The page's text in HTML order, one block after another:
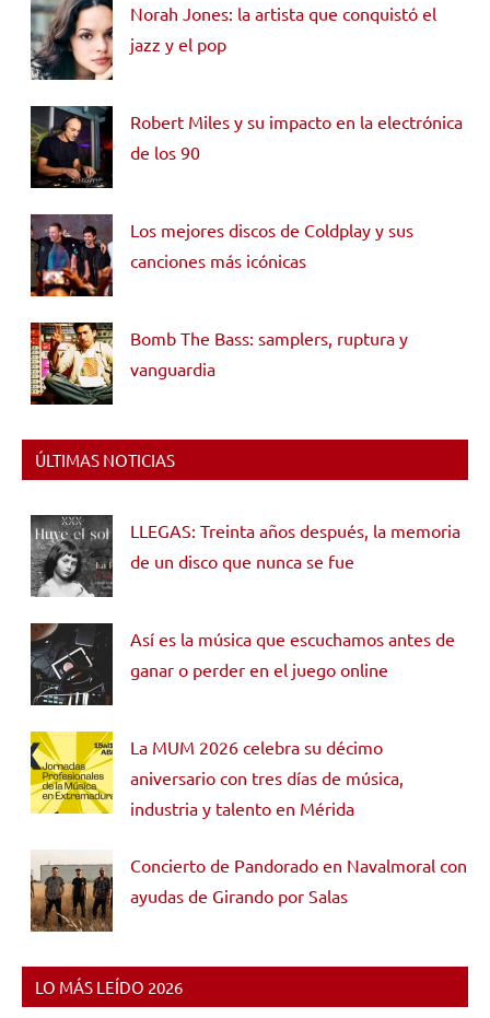
Norah Jones: la artista que conquistó el
jazz y el pop
Robert Miles y su impacto en la electrónica
de los 90
Los mejores discos de Coldplay y sus
canciones más icónicas
Bomb The Bass: samplers, ruptura y
vanguardia
ÚLTIMAS NOTICIAS
LLEGAS: Treinta años después, la memoria
de un disco que nunca se fue
Así es la música que escuchamos antes de
ganar o perder en el juego online
La MUM 2026 celebra su décimo
aniversario con tres días de música,
industria y talento en Mérida
Concierto de Pandorado en Navalmoral con
ayudas de Girando por Salas
LO MÁS LEÍDO 2026